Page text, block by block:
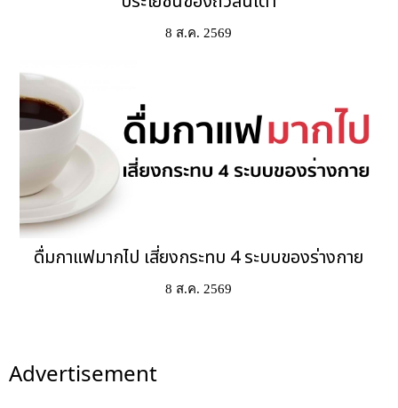
8 ส.ค. 2569
ดื่มกาแฟมากไป เสี่ยงกระทบ 4 ระบบของร่างกาย
8 ส.ค. 2569
Advertisement